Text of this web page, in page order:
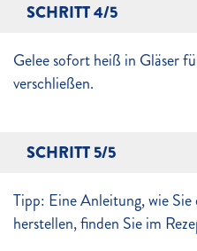
SCHRITT 4/5
Gelee sofort heiß in Gläser
verschließen.
SCHRITT 5/5
Tipp: Eine Anleitung, wie
herstellen, finden Sie im